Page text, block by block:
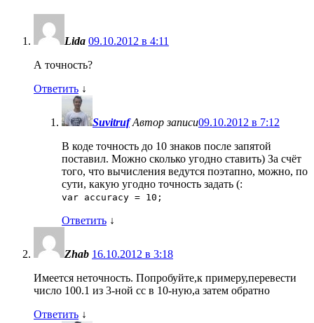
Lida 09.10.2012 в 4:11
А точность?
Ответить ↓
Suvitruf Автор записи09.10.2012 в 7:12
В коде точность до 10 знаков после запятой
поставил. Можно сколько угодно ставить) За счёт
того, что вычисления ведутся поэтапно, можно, по
сути, какую угодно точность задать (:
var accuracy = 10;
Ответить ↓
Zhab 16.10.2012 в 3:18
Имеется неточность. Попробуйте,к примеру,перевести
число 100.1 из 3-ной сс в 10-ную,а затем обратно
Ответить ↓